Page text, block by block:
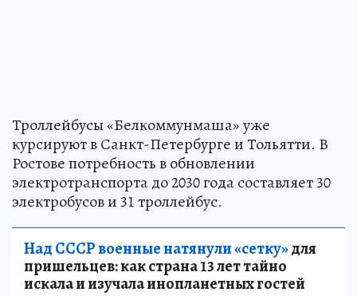
Троллейбусы «Белкоммунмаша» уже
курсируют в Санкт-Петербурге и Тольятти. В
Ростове потребность в обновлении
электротранспорта до 2030 года составляет 30
электробусов и 31 троллейбус.
Над СССР военные натянули «сетку»для
пришельцев: как страна 13 лет тайно
искала и изучала инопланетных гостей